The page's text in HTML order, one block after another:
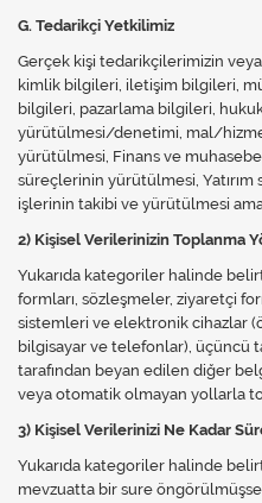
G. Tedarikçi Yetkilimiz
Gerçek kişi tedarikçilerimizin
kimlik bilgileri, iletişim bilgileri,
bilgileri, pazarlama bilgileri,
yürütülmesi/denetimi, mal/
yürütülmesi, Finans ve
süreçlerinin yürütülmesi,
işlerinin takibi ve yürütülmesi
2) Kişisel Verilerinizin Toplanma
Yukarıda kategoriler halinde
formları, sözleşmeler, ziyaretçi
sistemleri ve elektronik cihazlar
bilgisayar ve telefonlar), üçüncü
tarafından beyan edilen diğer
veya otomatik olmayan yollarla
3) Kişisel Verilerinizi Ne Kadar
Yukarıda kategoriler halinde
mevzuatta bir sure